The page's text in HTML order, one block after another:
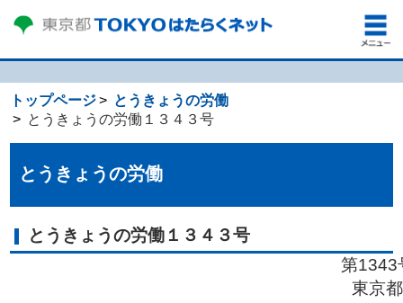
トップページ
とうきょうの労働
とうきょうの労働１３４３号
とうきょうの労働
とうきょうの労働１３４３号
第1343
東京